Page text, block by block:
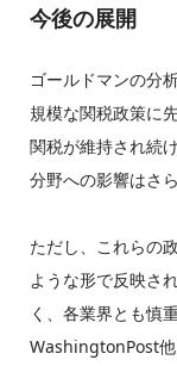
今後の展開
ゴールドマンの分
規模な関税政策に
関税が維持され続
分野への影響はさ
ただし、これらの
ような形で反映さ
く、各業界とも慎
WashingtonPost他